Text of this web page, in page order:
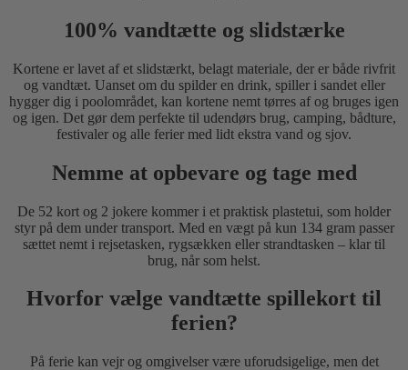
100% vandtætte og slidstærke
Kortene er lavet af et slidstærkt, belagt materiale, der er både rivfrit
og vandtæt. Uanset om du spilder en drink, spiller i sandet eller
hygger dig i poolområdet, kan kortene nemt tørres af og bruges igen
og igen. Det gør dem perfekte til udendørs brug, camping, bådture,
festivaler og alle ferier med lidt ekstra vand og sjov.
Nemme at opbevare og tage med
De 52 kort og 2 jokere kommer i et praktisk plastetui, som holder
styr på dem under transport. Med en vægt på kun 134 gram passer
sættet nemt i rejsetasken, rygsækken eller strandtasken – klar til
brug, når som helst.
Hvorfor vælge vandtætte spillekort til
ferien?
På ferie kan vejr og omgivelser være uforudsigelige, men det